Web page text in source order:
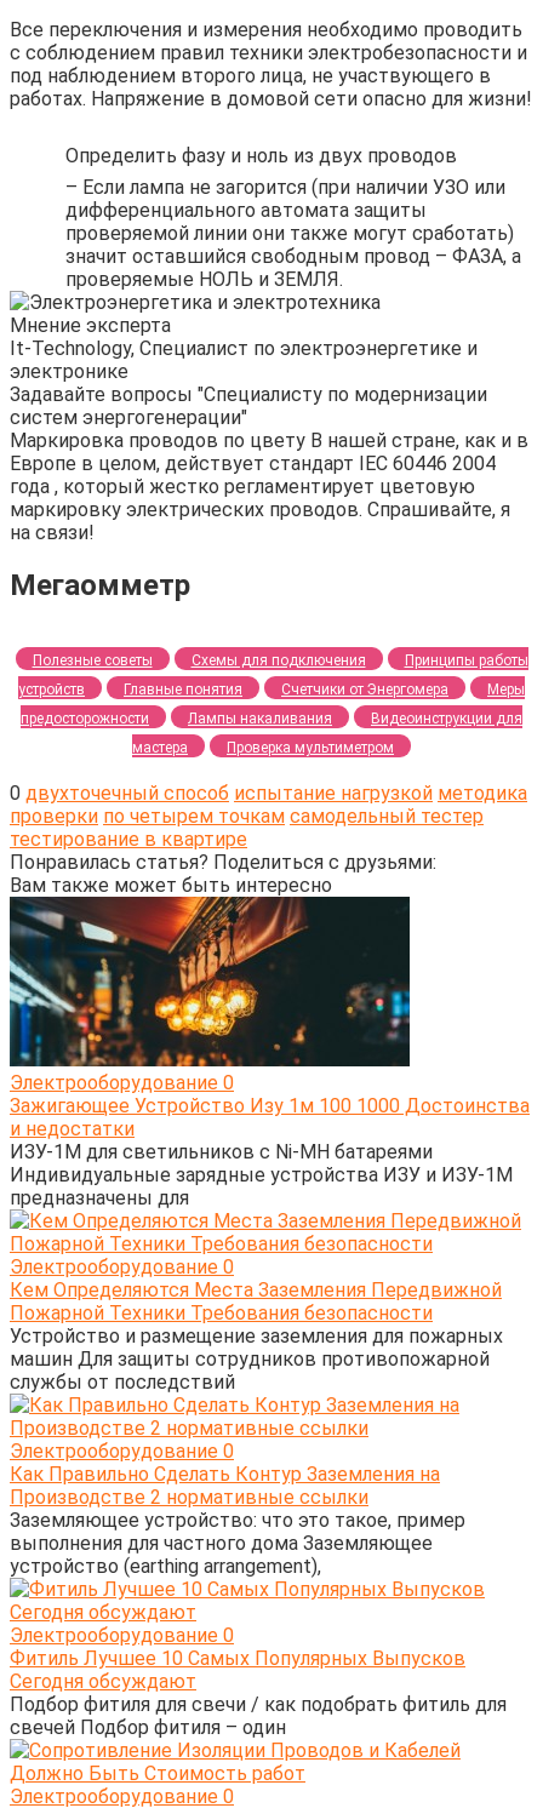
Все переключения и измерения необходимо проводить
с соблюдением правил техники электробезопасности и
под наблюдением второго лица, не участвующего в
работах. Напряжение в домовой сети опасно для жизни!
Определить фазу и ноль из двух проводов
– Если лампа не загорится (при наличии УЗО или
дифференциального автомата защиты
проверяемой линии они также могут сработать)
значит оставшийся свободным провод – ФАЗА, а
проверяемые НОЛЬ и ЗЕМЛЯ.
Мнение эксперта
It-Technology, Cпециалист по электроэнергетике и
электронике
Задавайте вопросы "Специалисту по модернизации
систем энергогенерации"
Маркировка проводов по цвету В нашей стране, как и в
Европе в целом, действует стандарт IEC 60446 2004
года , который жестко регламентирует цветовую
маркировку электрических проводов. Спрашивайте, я
на связи!
Мегаомметр
Полезные советы Схемы для подключения
Принципы работы
устройств
Главные понятия Счетчики от Энергомера
Меры
предосторожности
Лампы накаливания
Видеоинструкции для
мастера
Проверка мультиметром
0 двухточечный способ испытание нагрузкой методика
проверки по четырем точкам самодельный тестер
тестирование в квартире
Понравилась статья? Поделиться с друзьями:
Вам также может быть интересно
Электрооборудование 0
Зажигающее Устройство Изу 1м 100 1000 Достоинства
и недостатки
ИЗУ-1М для светильников с Ni-MH батареями
Индивидуальные зарядные устройства ИЗУ и ИЗУ-1М
предназначены для
Электрооборудование 0
Кем Определяются Места Заземления Передвижной
Пожарной Техники Требования безопасности
Устройство и размещение заземления для пожарных
машин Для защиты сотрудников противопожарной
службы от последствий
Электрооборудование 0
Как Правильно Сделать Контур Заземления на
Производстве 2 нормативные ссылки
Заземляющее устройство: что это такое, пример
выполнения для частного дома Заземляющее
устройство (earthing arrangement),
Электрооборудование 0
Фитиль Лучшее 10 Самых Популярных Выпусков
Сегодня обсуждают
Подбор фитиля для свечи / как подобрать фитиль для
свечей Подбор фитиля – один
Электрооборудование 0